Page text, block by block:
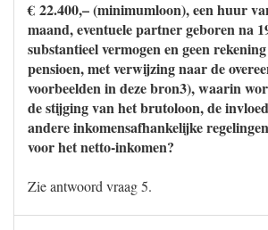
€ 22.400,– (minimumloon), een huur
maand, eventuele partner geboren na
substantieel vermogen en geen
pensioen, met verwijzing naar de
voorbeelden in deze bron3), waarin
de stijging van het brutoloon, de
andere inkomensafhankelijke
voor het netto-inkomen?
Zie antwoord vraag 5.